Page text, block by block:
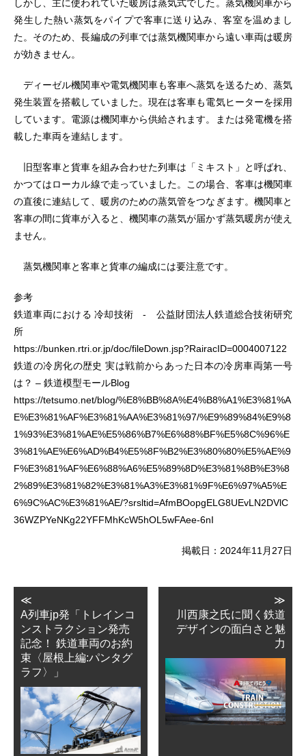
しかし、主に使われていた暖房は蒸気式でした。蒸気機関車から
発生した熱い蒸気をパイプで客車に送り込み、客室を温めまし
た。そのため、長編成の列車では蒸気機関車から遠い車両は暖房
が効きません。
ディーゼル機関車や電気機関車も客車へ蒸気を送るため、蒸気
発生装置を搭載していました。現在は客車も電気ヒーターを採用
しています。電源は機関車から供給されます。または発電機を搭
載した車両を連結します。
旧型客車と貨車を組み合わせた列車は「ミキスト」と呼ばれ、
かつてはローカル線で走っていました。この場合、客車は機関車
の直後に連結して、暖房のための蒸気管をつなぎます。機関車と
客車の間に貨車が入ると、機関車の蒸気が届かず蒸気暖房が使え
ません。
蒸気機関車と客車と貨車の編成には要注意です。
参考
鉄道車両における 冷却技術 - 公益財団法人鉄道総合技術研究
所
https://bunken.rtri.or.jp/doc/fileDown.jsp?RairacID=0004007122
鉄道の冷房化の歴史 実は戦前からあった日本の冷房車両第一号
は？ – 鉄道模型モールBlog
https://tetsumo.net/blog/%E8%BB%8A%E4%B8%A1%E3%81%A
E%E3%81%AF%E3%81%AA%E3%81%97/%E9%89%84%E9%8
1%93%E3%81%AE%E5%86%B7%E6%88%BF%E5%8C%96%E
3%81%AE%E6%AD%B4%E5%8F%B2%E3%80%80%E5%AE%9
F%E3%81%AF%E6%88%A6%E5%89%8D%E3%81%8B%E3%8
2%89%E3%81%82%E3%81%A3%E3%81%9F%E6%97%A5%E
6%9C%AC%E3%81%AE/?srsltid=AfmBOopgELG8UEvLN2DVlC
36WZPYeNKg22YFFMhKcW5hOL5wFAee-6nI
掲載日：2024年11月27日
≪
A列車jp発「トレインコ
ンストラクション発売
記念！ 鉄道車両のお約
束〈屋根上編:パンタグ
ラフ〉」
≫
川西康之氏に聞く鉄道
デザインの面白さと魅
力